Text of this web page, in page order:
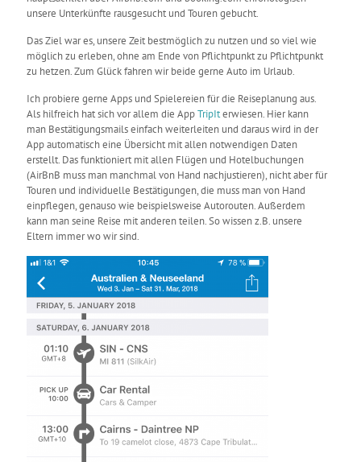
unsere Unterkünfte rausgesucht und Touren gebucht.
Das Ziel war es, unsere Zeit bestmöglich zu nutzen und so viel wie
möglich zu erleben, ohne am Ende von Pflichtpunkt zu Pflichtpunkt
zu hetzen. Zum Glück fahren wir beide gerne Auto im Urlaub.
Ich probiere gerne Apps und Spielereien für die Reiseplanung aus.
Als hilfreich hat sich vor allem die AppTripIterwiesen. Hier kann
man Bestätigungsmails einfach weiterleiten und daraus wird in der
App automatisch eine Übersicht mit allen notwendigen Daten
erstellt. Das funktioniert mit allen Flügen und Hotelbuchungen
(AirBnB muss man manchmal von Hand nachjustieren), nicht aber für
Touren und individuelle Bestätigungen, die muss man von Hand
einpflegen, genauso wie beispielsweise Autorouten. Außerdem
kann man seine Reise mit anderen teilen. So wissen z.B. unsere
Eltern immer wo wir sind.